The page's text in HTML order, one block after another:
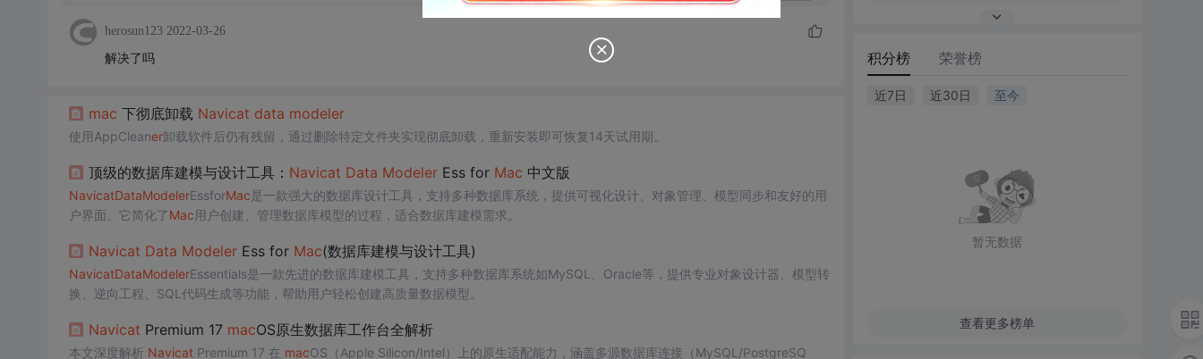
herosun123 2022-03-26
解决了吗
mac 下彻底卸载 Navicat data modeler
使用AppCleaner卸载软件后仍有残留，通过删除特定文件夹实现彻底卸载，重新安装即可恢复14天试用期。
顶级的数据库建模与设计工具： Navicat Data ModelerEss for Mac 中文版
NavicatDataModelerEssforMac是一款强大的数据库设计工具，支持多种数据库系统，提供可视化设计、对象管理、模型同步和友好的用
户界面。它简化了Mac用户创建、管理数据库模型的过程，适合数据库建模需求。
Navicat Data ModelerEss for Mac(数据库建模与设计工具)
NavicatDataModelerEssentials是一款先进的数据库建模工具，支持多种数据库系统如MySQL、Oracle等，提供专业对象设计器、模型转
换、逆向工程、SQL代码生成等功能，帮助用户轻松创建高质量数据模型。
Navicat Premium 17 macOS原生数据库工作台全解析
本文深度解析 NavicatPremium 17 在 macOS（Apple Silicon/Intel）上的原生适配能力，涵盖多源数据库连接（MySQL/PostgreSQ
积分榜 荣誉榜
近7日 近30日 至今
暂无数据
查看更多榜单